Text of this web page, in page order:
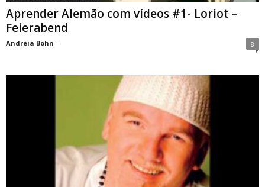
Aprender Alemão com vídeos #1- Loriot –
Feierabend
Andréia Bohn - 8